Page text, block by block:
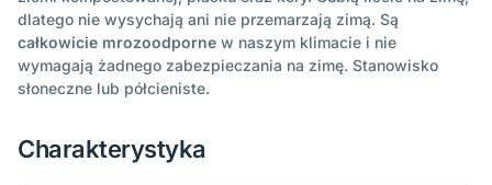
dlatego nie wysychają ani nie przemarzają zimą. Są
całkowicie mrozoodporne w naszym klimacie i nie
wymagają żadnego zabezpieczania na zimę. Stanowisko
słoneczne lub półcieniste.
Charakterystyka